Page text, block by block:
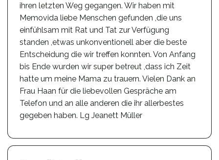
ihren letzten Weg gegangen. Wir haben mit
Memovida liebe Menschen gefunden ,die uns
einfühlsam mit Rat und Tat zur Verfügung
standen ,etwas unkonventionell aber die beste
Entscheidung die wir treffen konnten. Von Anfang
bis Ende wurden wir super betreut ,dass ich Zeit
hatte um meine Mama zu trauern. Vielen Dank an
Frau Haan für die liebevollen Gespräche am
Telefon und an alle anderen die ihr allerbestes
gegeben haben. Lg Jeanett Müller